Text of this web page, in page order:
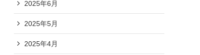
2025年6月
2025年5月
2025年4月